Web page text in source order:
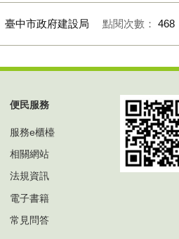
臺中市政府建設局 點閱次數： 468
便民服務
服務e櫃檯
相關網站
法規資訊
電子書籍
常見問答